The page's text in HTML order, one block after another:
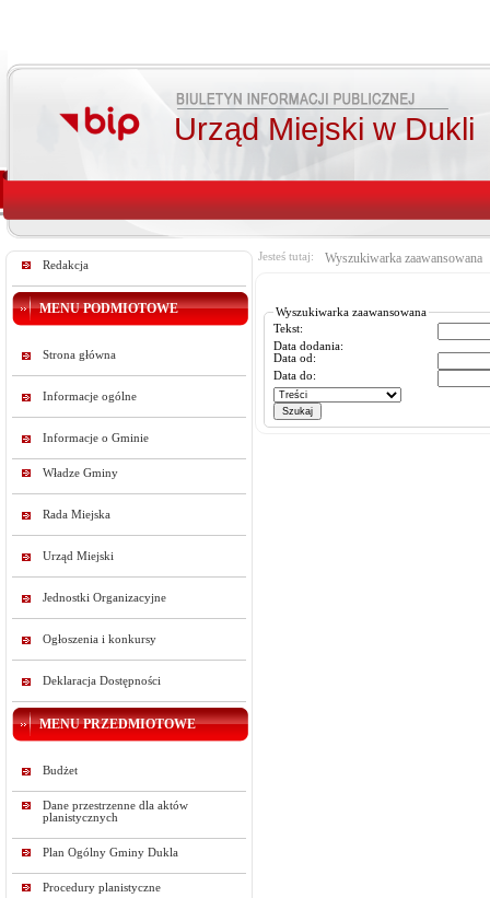
Urząd Miejski w Dukli
Redakcja
MENU PODMIOTOWE
Strona główna
Informacje ogólne
Informacje o Gminie
Władze Gminy
Rada Miejska
Urząd Miejski
Jednostki Organizacyjne
Ogłoszenia i konkursy
Deklaracja Dostępności
MENU PRZEDMIOTOWE
Budżet
Dane przestrzenne dla aktów
planistycznych
Plan Ogólny Gminy Dukla
Procedury planistyczne
Jesteś tutaj: Wyszukiwarka zaawansowana
Wyszukiwarka zaawansowana
Tekst:
Data dodania:
Data od:
Data do: